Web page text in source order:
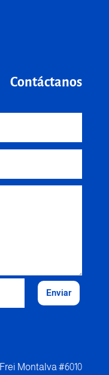
Contáctanos
Enviar
Montalva #6010